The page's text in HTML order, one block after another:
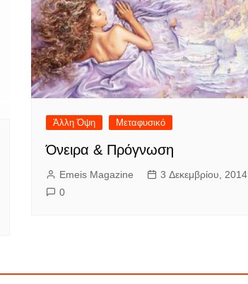
Άλλη Όψη Μεταφυσικό
Όνειρα & Πρόγνωση
Emeis Magazine
3 Δεκεμβρίου, 2014
0